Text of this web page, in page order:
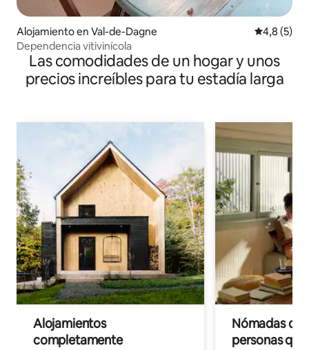
Alojamiento en Val-de-Dagne
4,8 (5)
Dependencia vitivinícola
Las comodidades de un hogar y unos
precios increíbles para tu estadía larga
Alojamientos
completamente
Nómadas
personas